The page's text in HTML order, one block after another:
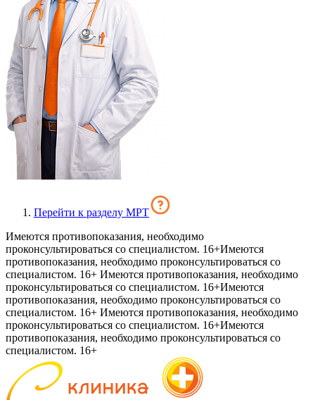
Перейти к разделу МРТ
Имеются противопоказания, необходимо
проконсультироваться со специалистом. 16+Имеются
противопоказания, необходимо проконсультироваться со
специалистом. 16+ Имеются противопоказания, необходимо
проконсультироваться со специалистом. 16+Имеются
противопоказания, необходимо проконсультироваться со
специалистом. 16+ Имеются противопоказания, необходимо
проконсультироваться со специалистом. 16+Имеются
противопоказания, необходимо проконсультироваться со
специалистом. 16+